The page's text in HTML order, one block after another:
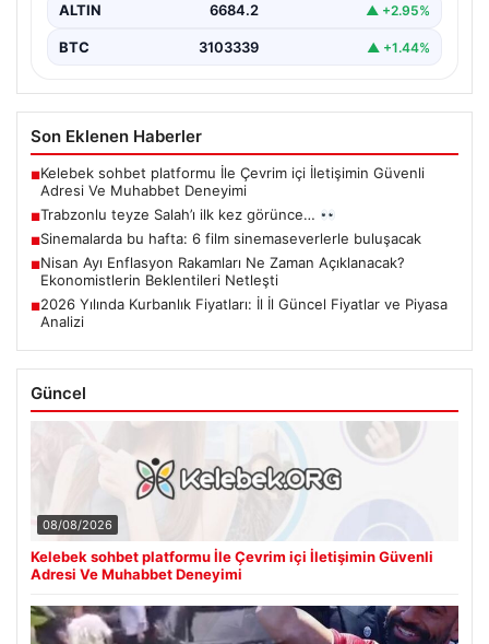
ALTIN 6684.2 ▲ +2.95%
BTC 3103339 ▲ +1.44%
Son Eklenen Haberler
■Kelebek sohbet platformu İle Çevrim içi İletişimin Güvenli
Adresi Ve Muhabbet Deneyimi
■Trabzonlu teyze Salah’ı ilk kez görünce…
■Sinemalarda bu hafta: 6 film sinemaseverlerle buluşacak
■Nisan Ayı Enflasyon Rakamları Ne Zaman Açıklanacak?
Ekonomistlerin Beklentileri Netleşti
■2026 Yılında Kurbanlık Fiyatları: İl İl Güncel Fiyatlar ve Piyasa
Analizi
Güncel
08/08/2026
Kelebek sohbet platformu İle Çevrim içi İletişimin Güvenli
Adresi Ve Muhabbet Deneyimi